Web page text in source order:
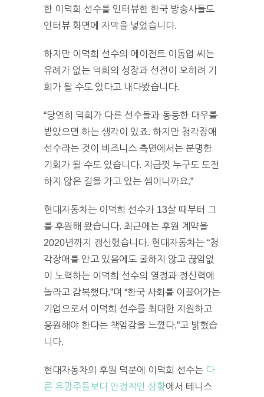
한 이덕희 선수를 인터뷰한 한국 방송사들도
인터뷰 화면에 자막을 넣었습니다.
하지만 이덕희 선수의 에이전트 이동엽 씨는
유례가 없는 덕희의 성장과 선전이 오히려 기
회가 될 수도 있다고 내다봤습니다.
“당연히 덕희가 다른 선수들과 동등한 대우를
받았으면 하는 생각이 있죠. 하지만 청각장애
선수라는 것이 비즈니스 측면에서는 분명한
기회가 될 수도 있습니다. 지금껏 누구도 도전
하지 않은 길을 가고 있는 셈이니까요.”
현대자동차는 이덕희 선수가 13살 때부터 그
를 후원해 왔습니다. 최근에는 후원 계약을
2020년까지 갱신했습니다. 현대자동차는 “청
각장애를 안고 있음에도 굴하지 않고 끊임없
이 노력하는 이덕희 선수의 열정과 정신력에
놀라고 감복했다.”며 “한국 사회를 이끌어가는
기업으로서 이덕희 선수를 최대한 지원하고
응원해야 한다는 책임감을 느꼈다.”고 밝혔습
니다.
현대자동차의 후원 덕분에 이덕희 선수는 다
른 유망주들보다 안정적인 상황에서 테니스